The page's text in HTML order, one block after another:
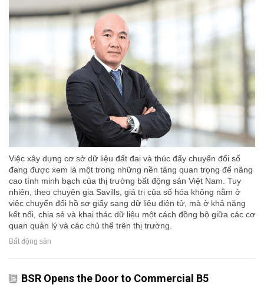
Việc xây dựng cơ sở dữ liệu đất đai và thúc đẩy chuyển đổi số
đang được xem là một trong những nền tảng quan trọng để nâng
cao tính minh bạch của thị trường bất động sản Việt Nam. Tuy
nhiên, theo chuyên gia Savills, giá trị của số hóa không nằm ở
việc chuyển đổi hồ sơ giấy sang dữ liệu điện tử, mà ở khả năng
kết nối, chia sẻ và khai thác dữ liệu một cách đồng bộ giữa các cơ
quan quản lý và các chủ thể trên thị trường.
Bất động sản
BSR Opens the Door to Commercial B5